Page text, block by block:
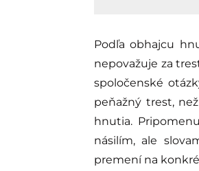
Podľa obhajcu
nepovažuje za
spoločenské
peňažný trest,
hnutia.
násilím, ale
premení na